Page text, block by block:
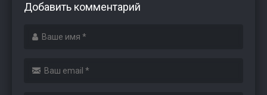
Добавить комментарий